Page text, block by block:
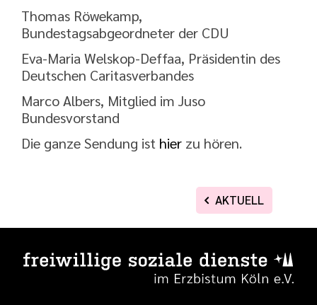
Thomas Röwekamp,
Bundestagsabgeordneter der CDU
Eva-Maria Welskop-Deffaa, Präsidentin des
Deutschen Caritasverbandes
Marco Albers, Mitglied im Juso
Bundesvorstand
Die ganze Sendung ist hier zu hören.
AKTUELL